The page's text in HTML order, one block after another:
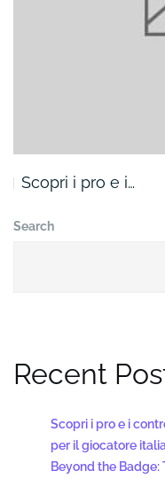
Scopri i pro e i…
Search
Recent
Scopri i pro e i
per il giocatore
Beyond the Badge: